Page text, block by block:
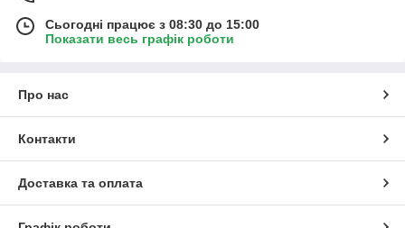
Сьогодні працює з 08:30 до 15:00
Показати весь графік роботи
Про нас
Контакти
Доставка та оплата